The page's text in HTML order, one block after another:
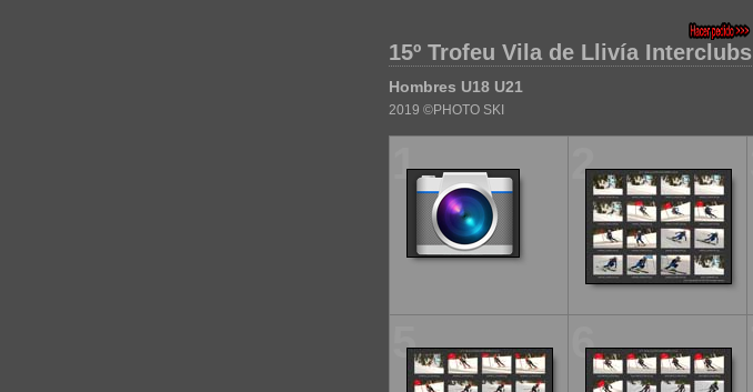
15º Trofeu Vila de Llivía Interclubs
Hombres U18 U21
2019 ©PHOTO SKI
1 2
5 6